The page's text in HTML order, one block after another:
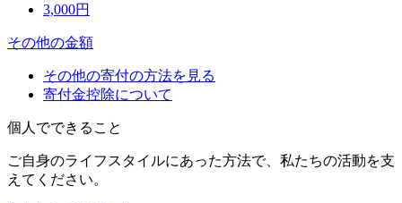
3,000円
その他の金額
その他の寄付の方法を見る
寄付金控除について
個人でできること
ご自身のライフスタイルにあった方法で、私たちの活動を支
えてください。